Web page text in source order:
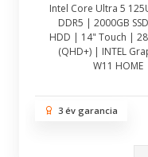
Intel Core Ultra 5
DDR5 | 2000GB
HDD | 14" Touch |
(QHD+) | INTEL
W11 HOME
3 év garancia